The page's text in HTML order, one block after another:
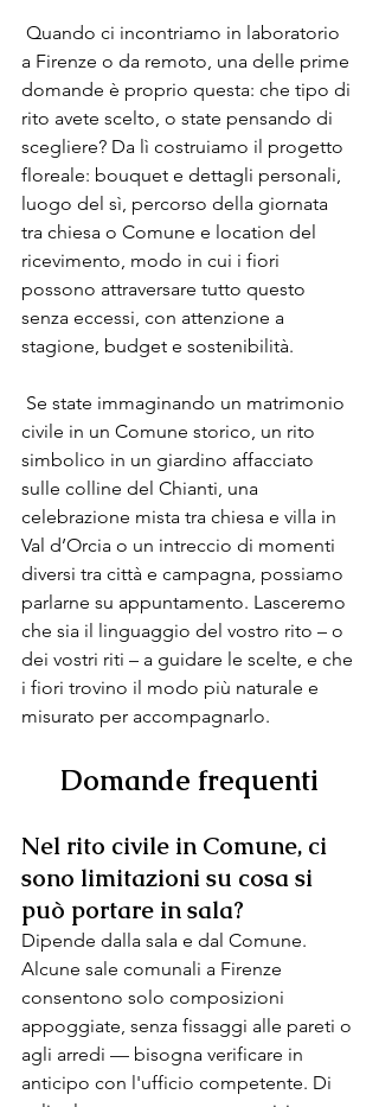
Quando ci incontriamo in laboratorio
a Firenze o da remoto, una delle prime
domande è proprio questa: che tipo di
rito avete scelto, o state pensando di
scegliere? Da lì costruiamo il progetto
floreale: bouquet e dettagli personali,
luogo del sì, percorso della giornata
tra chiesa o Comune e location del
ricevimento, modo in cui i fiori
possono attraversare tutto questo
senza eccessi, con attenzione a
stagione, budget e sostenibilità.
Se state immaginando un matrimonio
civile in un Comune storico, un rito
simbolico in un giardino affacciato
sulle colline del Chianti, una
celebrazione mista tra chiesa e villa in
Val d’Orcia o un intreccio di momenti
diversi tra città e campagna, possiamo
parlarne su appuntamento. Lasceremo
che sia il linguaggio del vostro rito – o
dei vostri riti – a guidare le scelte, e che
i fiori trovino il modo più naturale e
misurato per accompagnarlo.
Domande frequenti
Nel rito civile in Comune, ci
sono limitazioni su cosa si
può portare in sala?
Dipende dalla sala e dal Comune.
Alcune sale comunali a Firenze
consentono solo composizioni
appoggiate, senza fissaggi alle pareti o
agli arredi — bisogna verificare in
anticipo con l'ufficio competente. Di